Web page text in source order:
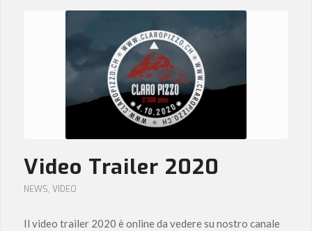
Video Trailer 2020
NEWS, VIDEO
Il video trailer 2020 è online da vedere su nostro canale